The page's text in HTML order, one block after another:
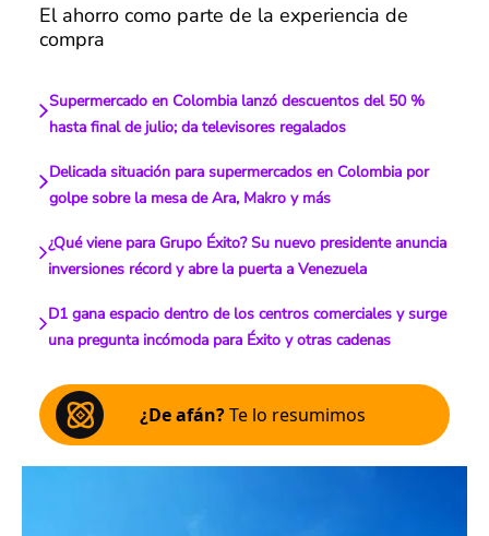
El ahorro como parte de la experiencia de
compra
Supermercado en Colombia lanzó descuentos del 50 %
hasta final de julio; da televisores regalados
Delicada situación para supermercados en Colombia por
golpe sobre la mesa de Ara, Makro y más
¿Qué viene para Grupo Éxito? Su nuevo presidente anuncia
inversiones récord y abre la puerta a Venezuela
D1 gana espacio dentro de los centros comerciales y surge
una pregunta incómoda para Éxito y otras cadenas
¿De afán?Te lo resumimos